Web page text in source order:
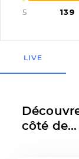
5 139
LIVE
côté de...